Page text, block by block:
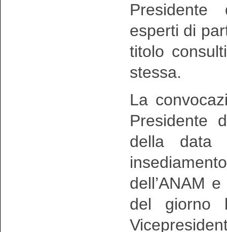
esperti di
titolo
stessa.
La
Presidente
della data
dell’ANAM
del giorno